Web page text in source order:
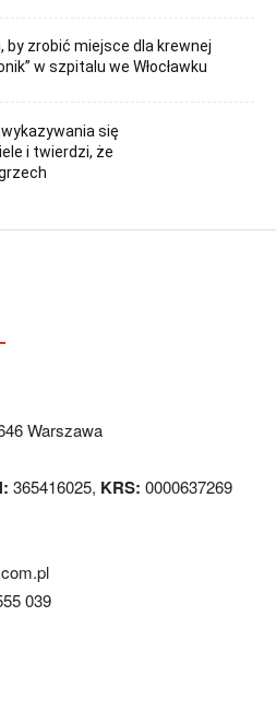
by zrobić miejsce dla krewnej
w szpitalu we Włocławku
się
i twierdzi, że
Warszawa
365416025, KRS: 0000637269
039